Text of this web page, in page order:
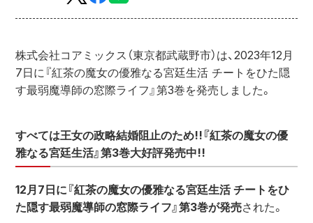
株式会社コアミックス（東京都武蔵野市）は、2023年12月
7日に『紅茶の魔女の優雅なる宮廷生活 チートをひた隠
す最弱魔導師の窓際ライフ』第3巻を発売しました。
すべては王女の政略結婚阻止のため!!『紅茶の魔女の優
雅なる宮廷生活』第3巻大好評発売中!!
12月7日に『紅茶の魔女の優雅なる宮廷生活 チートをひ
た隠す最弱魔導師の窓際ライフ』第3巻が発売された。